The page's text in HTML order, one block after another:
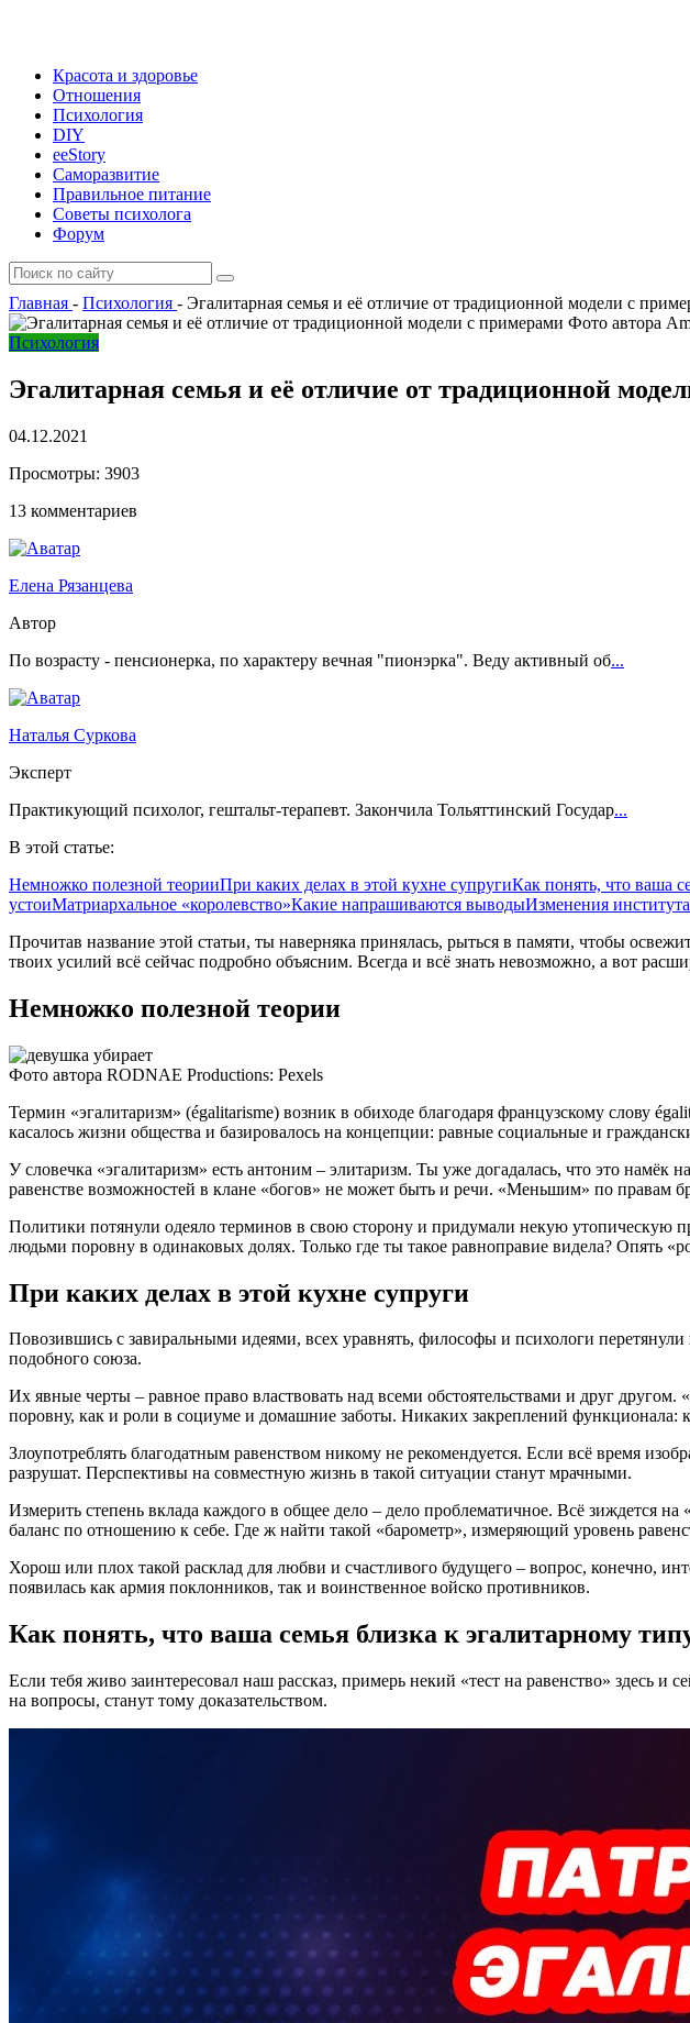
Красота и здоровье
Отношения
Психология
DIY
ееStory
Саморазвитие
Правильное питание
Советы психолога
Форум
Главная - Психология - Эгалитарная семья и её отличие от традиционной модели с
Фото автора
Психология
Эгалитарная семья и её отличие от традиционной
04.12.2021
Просмотры: 3903
13 комментариев
Елена Рязанцева
Автор
По возрасту - пенсионерка, по характеру вечная "пионэрка". Веду активный об...
Наталья Суркова
Эксперт
Практикующий психолог, гештальт-терапевт. Закончила Тольяттинский Государ...
В этой статье:
Немножко полезной теорииПри каких делах в этой кухне супругиКак понять, что ваша
устоиМатриархальное «королевство»Какие напрашиваются выводыИзменения
Прочитав название этой статьи, ты наверняка принялась, рыться в памяти, чтобы
твоих усилий всё сейчас подробно объясним. Всегда и всё знать невозможно, а вот
Немножко полезной теории
Фото автора RODNAE Productions: Pexels
Термин «эгалитаризм» (égalitarisme) возник в обиходе благодаря французскому слову
касалось жизни общества и базировалось на концепции: равные социальные и
У словечка «эгалитаризм» есть антоним – элитаризм. Ты уже догадалась, что это
равенстве возможностей в клане «богов» не может быть и речи. «Меньшим» по правам
Политики потянули одеяло терминов в свою сторону и придумали некую утопическую
людьми поровну в одинаковых долях. Только где ты такое равноправие видела? Опять
При каких делах в этой кухне супруги
Повозившись с завиральными идеями, всех уравнять, философы и психологи
подобного союза.
Их явные черты – равное право властвовать над всеми обстоятельствами и друг
поровну, как и роли в социуме и домашние заботы. Никаких закреплений функционала:
Злоупотреблять благодатным равенством никому не рекомендуется. Если всё время
разрушат. Перспективы на совместную жизнь в такой ситуации станут мрачными.
Измерить степень вклада каждого в общее дело – дело проблематичное. Всё зиждется
баланс по отношению к себе. Где ж найти такой «барометр», измеряющий уровень
Хорош или плох такой расклад для любви и счастливого будущего – вопрос, конечно,
появилась как армия поклонников, так и воинственное войско противников.
Как понять, что ваша семья близка к эгалитарному
Если тебя живо заинтересовал наш рассказ, примерь некий «тест на равенство» здесь
на вопросы, станут тому доказательством.